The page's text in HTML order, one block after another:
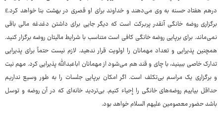
درهم هفتاد حسنه به وی می‌دهند و خداوند برای او قصری در بهشت بنا خواهد کرد.»
برگزاری روضه خانگی آنقدر پربرکت است که دیگر جایی برای داشتن دغدغه مالی باقی
نمی‌ماند. برای برپایی روضه خانگی کافی است متناسب با شرایط مالیتان روضه برگزار کنید.
همچنین پذیرایی و تعداد مهمانان را اولویت قرار ندهید. لازم نیست حتماً برای پذیرایی
تدارک خاصی ببینید، با چای و قند هم می‌شود از مهمانان اباعبدالله پذیرایی کرد. مهم نیت
و برگزاری یک مراسم بی‌تکلف است. اگر امکان برپایی جلسات را به طور وسیع نداریم
حداقل بیاییم روضه‌های خانگی را إحیاء کنیم. بی‌تردید خانه‌ای که در آن روضه و توسل
باشد حضور معصومین علیهم السلام خواهد بود.